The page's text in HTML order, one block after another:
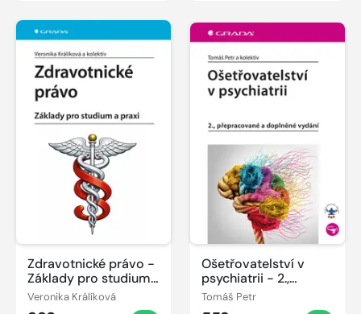
Zdravotnické právo -
Základy pro studium
a praxi
Veronika Králíková
Ošetřovatelství v
psychiatrii - 2.,
přepracované a
Tomáš Petr